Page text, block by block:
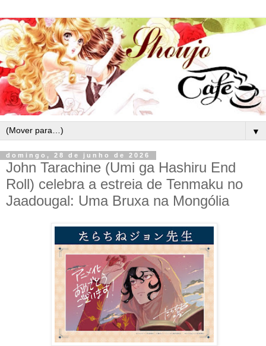
▼
domingo, 28 de junho de 2026
John Tarachine (Umi ga Hashiru End
Roll) celebra a estreia de Tenmaku no
Jaadougal: Uma Bruxa na Mongólia